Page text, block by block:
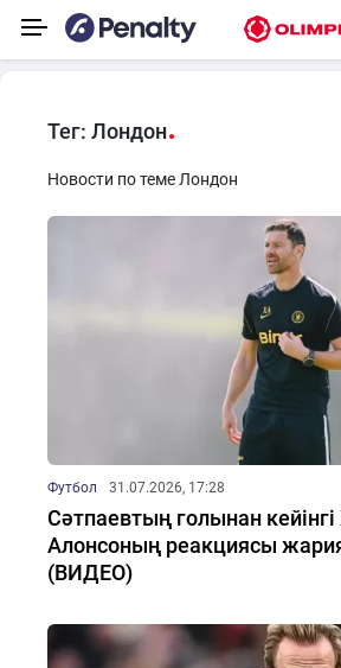
Тег: Лондон
Новости по теме Лондон
Футбол 31.07.2026, 17:28
Сәтпаевтың голынан
Алонсоның реакциясы
(ВИДЕО)